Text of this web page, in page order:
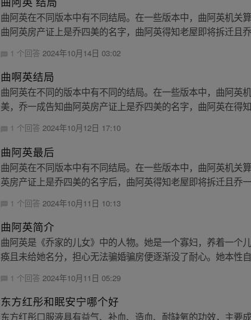
曲阿英在不同版本中有不同结局。在一些版本中，曲阿英机关
曲阿英房产证上是乔四美的名字，曲阿英得知老屋即将拆迁且
1 个回答2024年10月14日 03:02
曲啊英结局
曲阿英在不同的版本中有不同的结局。在一些版本中，曲阿英
美，乔一成告知曲阿英房产证上是乔四美的名字，曲阿英在得
1 个回答2024年10月12日 17:10
曲阿英最后
曲阿英在不同版本中有不同结局。在一些版本中，曲阿英机
英房产证上是乔四美的名字后，曲阿英得知老屋即将拆迁且乔
1 个回答 2024年10月11日 10:13
曲阿英简介
曲阿英是《乔家的儿女》中的人物。她是一个寡妇，养着一
痪且未给她名分，担心无法骗婚骗房便逐渐没了耐心。她本性
1 个回答 2024年10月11日 05:29
东方红彤和眠安宁哪个好
东方红彤口服液具有益气、补血、造血、耐缺氧的功效，主